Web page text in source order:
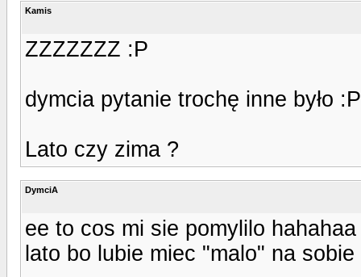
Kamis
ZZZZZZZ :P
dymcia pytanie trochę inne było :P
Lato czy zima ?
DymciA
ee to cos mi sie pomylilo hahahaa
lato bo lubie miec "malo" na